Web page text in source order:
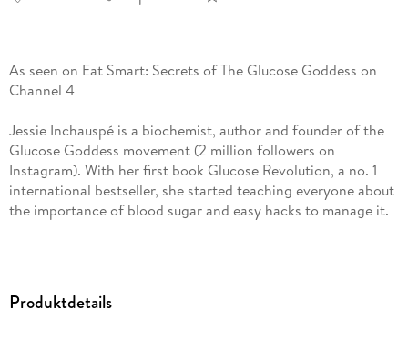
As seen on Eat Smart: Secrets of The Glucose Goddess on
Channel 4
Jessie Inchauspé is a biochemist, author and founder of the
Glucose Goddess movement (2 million followers on
Instagram). With her first book Glucose Revolution, a no. 1
international bestseller, she started teaching everyone about
the importance of blood sugar and easy hacks to manage it.
comes complete with 100+ delicious recipes, an interactive
Produktdetails